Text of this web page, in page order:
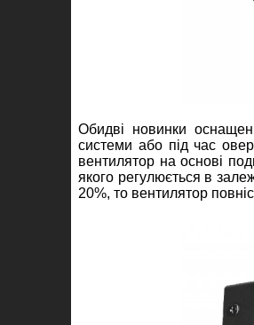
Обидві новинки
системи або під час
вентилятор на основі
якого регулюється в
20%, то вентилятор